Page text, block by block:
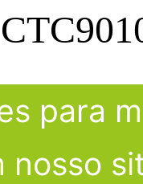
para
nosso